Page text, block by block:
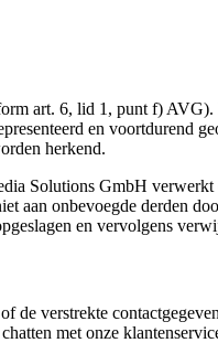
art. 6, lid 1, punt f)
en voortdurend
herkend.
Solutions GmbH verwerkt
aan onbevoegde derden
en vervolgens
verstrekte
met onze